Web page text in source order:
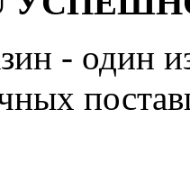
- один